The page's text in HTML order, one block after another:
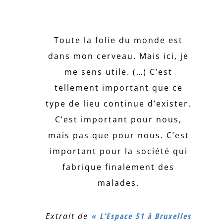
Toute la folie du monde est
dans mon cerveau. Mais ici, je
me sens utile. (…) C’est
tellement important que ce
type de lieu continue d’exister.
C’est important pour nous,
mais pas que pour nous. C’est
important pour la société qui
fabrique finalement des
malades.
Extrait de « L’Espace 51 à Bruxelles